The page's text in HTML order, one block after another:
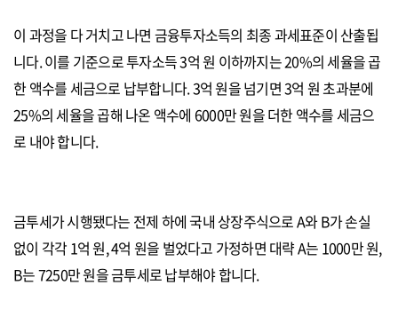
이 과정을 다 거치고 나면 금융투자소득의 최종 과세표준이 산출됩
니다. 이를 기준으로 투자소득 3억 원 이하까지는 20%의 세율을 곱
한 액수를 세금으로 납부합니다. 3억 원을 넘기면 3억 원 초과분에
25%의 세율을 곱해 나온 액수에 6000만 원을 더한 액수를 세금으
로 내야 합니다.
금투세가 시행됐다는 전제 하에 국내 상장주식으로 A와 B가 손실
없이 각각 1억 원, 4억 원을 벌었다고 가정하면 대략 A는 1000만 원,
B는 7250만 원을 금투세로 납부해야 합니다.